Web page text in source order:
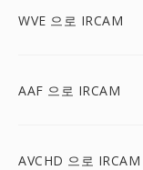
WVE 으로 IRCAM
AAF 으로 IRCAM
AVCHD 으로 IRCAM